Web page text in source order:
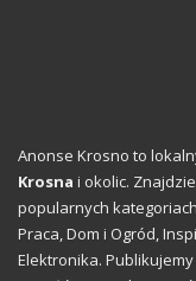
Anonse Krosno to
Krosna i okolic.
popularnych
Praca,Dom i Ogród,
Elektronika. Publikujemy